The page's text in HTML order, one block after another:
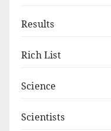
Results
Rich List
Science
Scientists